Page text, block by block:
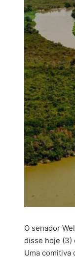
O senador
disse hoje (3)
Uma comitiva